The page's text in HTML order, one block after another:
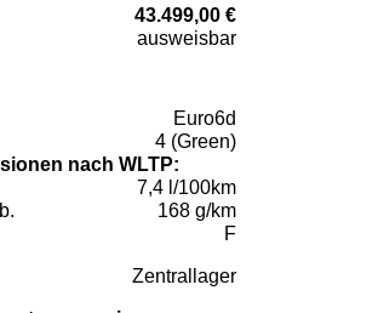
43.499,00 €
ausweisbar
Euro6d
4 (Green)
nach WLTP:
7,4 l/100km
168 g/km
F
Zentrallager